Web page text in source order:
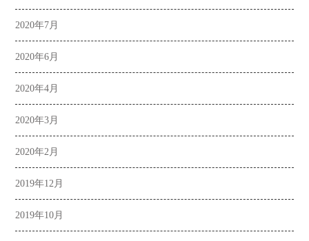
2020年7月
2020年6月
2020年4月
2020年3月
2020年2月
2019年12月
2019年10月